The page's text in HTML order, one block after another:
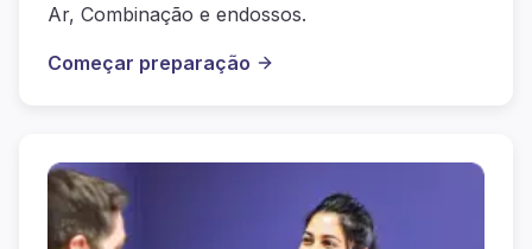
Ar, Combinação e endossos.
Começar preparação